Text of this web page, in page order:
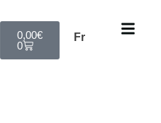
0,00€
0
Fr